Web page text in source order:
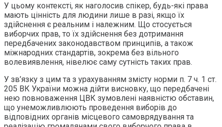
У цьому контексті, як наголосив спікер, будь-які права
мають цінність для людини лише в разі, якщо їх
здійснення є реальним і належним. Що стосується
виборчих прав, то їх здійснення без дотримання
передбачених законодавством принципів, а також
міжнародних стандартів, зокрема без вільного
волевиявлення, нівелює саму сутність таких прав.
У зв’язку з цим та з урахуванням змісту норми п. 7 ч. 1 ст.
205 ВК України можна дійти висновку, що передбачені
нею повноваження ЦВК зумовлені наявністю обставин,
що унеможливлюють проведення виборів до
відповідних органів місцевого самоврядування та